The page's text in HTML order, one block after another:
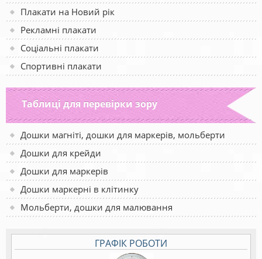
Плакати на Новий рік
Рекламні плакати
Соціальні плакати
Спортивні плакати
Таблиці для перевірки зору
Дошки магніті, дошки для маркерів, мольберти
Дошки для крейди
Дошки для маркерів
Дошки маркерні в клітинку
Мольберти, дошки для малювання
ГРАФІК РОБОТИ